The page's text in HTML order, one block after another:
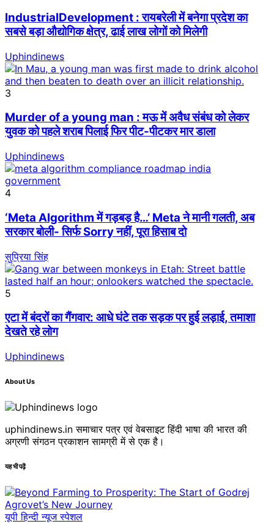
IndustrialDevelopment : रायबरेली में बनेगा प्रदेश का
सबसे बड़ा औद्योगिक क्षेत्र, ढाई लाख लोगों को मिलेगी
Uphindinews
3
Murder of a young man : मऊ में अवैध संबंध को लेकर
युवक को पहले शराब पिलाई फिर पीट-पीटकर मार डाला
Uphindinews
4
‘Meta Algorithm में गड़बड़ है…’ Meta ने मानी गलती, अब
सरकार बोली- सिर्फ Sorry नहीं, पूरा हिसाब दो
सुप्रिया सिंह
5
एटा में बंदरों का गैंगवार: आधे घंटे तक सड़क पर हुई लड़ाई, तमाशा
देखते रहे लोग
Uphindinews
About Us
uphindinews.in समाचार पत्र एवं वेबसाइट हिंदी भाषा की भारत की
अग्रणी संगठन प्रकाशन सामग्री में से एक है।
यह भी पढ़ें
यूपी हिन्दी न्यूज स्पेशल